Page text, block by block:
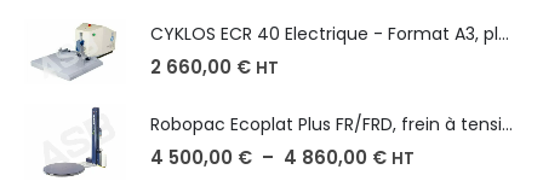
CYKLOS ECR 40 Electrique - Format A3, plusieurs unités coupe
2 660,00 € HT
Robopac Ecoplat Plus FR/FRD, frein à tension mécanique
4 500,00 € – 4 860,00 € HT